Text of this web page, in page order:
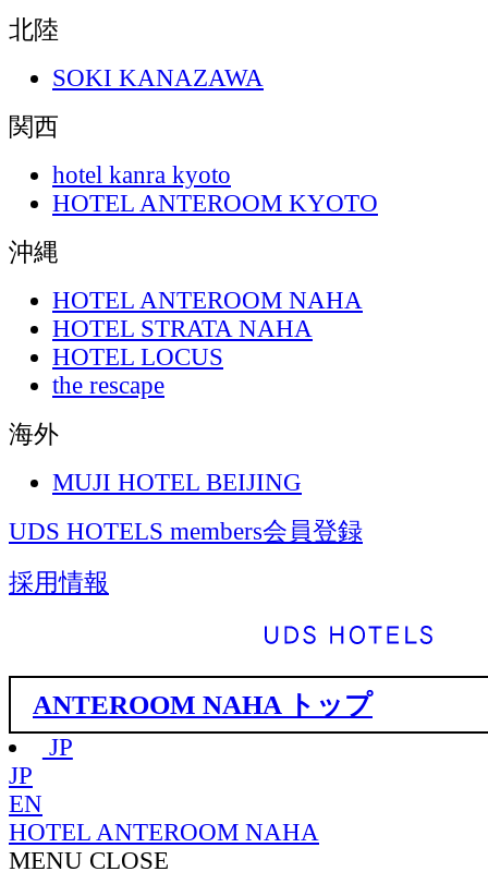
北陸
SOKI KANAZAWA
関西
hotel kanra kyoto
HOTEL ANTEROOM KYOTO
沖縄
HOTEL ANTEROOM NAHA
HOTEL STRATA NAHA
HOTEL LOCUS
the rescape
海外
MUJI HOTEL BEIJING
UDS HOTELS members会員登録
採用情報
ANTEROOM NAHA トップ
JP
JP
EN
HOTEL ANTEROOM NAHA
MENU CLOSE